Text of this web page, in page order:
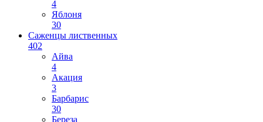
4
Яблоня
30
Саженцы лиственных
402
Айва
4
Акация
3
Барбарис
30
Береза